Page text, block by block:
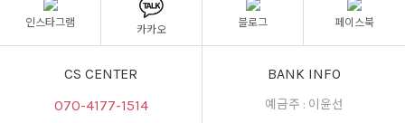
인스타그램
카카오
블로그 페이스북
CS CENTER
070-4177-1514
BANK INFO
예금주 : 이윤선